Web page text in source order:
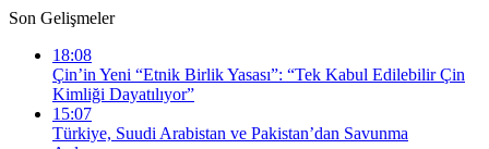
Son Gelişmeler
18:08
Çin’in Yeni “Etnik Birlik Yasası”: “Tek Kabul Edilebilir Çin
Kimliği Dayatılıyor”
15:07
Türkiye, Suudi Arabistan ve Pakistan’dan Savunma